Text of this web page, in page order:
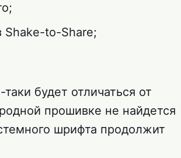
Shake-to-Share;
будет отличаться от
прошивке не найдется
шрифта продолжит